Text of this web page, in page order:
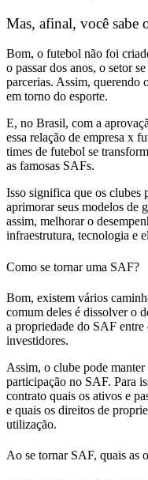
Mas, afinal, você sabe
Bom, o futebol não foi
o passar dos anos, o setor
parcerias. Assim, querendo
em torno do esporte.
E, no Brasil, com a
essa relação de empresa x
times de futebol se
as famosas SAFs.
Isso significa que os clubes
aprimorar seus modelos de
assim, melhorar o
infraestrutura, tecnologia e
Como se tornar uma SAF?
Bom, existem vários
comum deles é dissolver o
a propriedade do SAF
investidores.
Assim, o clube pode
participação no SAF. Para
contrato quais os ativos e
e quais os direitos de
utilização.
Ao se tornar SAF, quais as